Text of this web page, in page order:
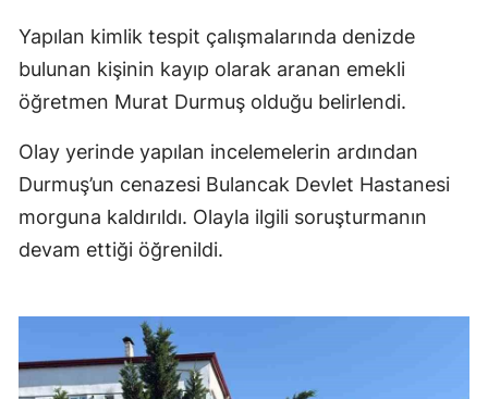
Yapılan kimlik tespit çalışmalarında denizde
bulunan kişinin kayıp olarak aranan emekli
öğretmen Murat Durmuş olduğu belirlendi.
Olay yerinde yapılan incelemelerin ardından
Durmuş’un cenazesi Bulancak Devlet Hastanesi
morguna kaldırıldı. Olayla ilgili soruşturmanın
devam ettiği öğrenildi.